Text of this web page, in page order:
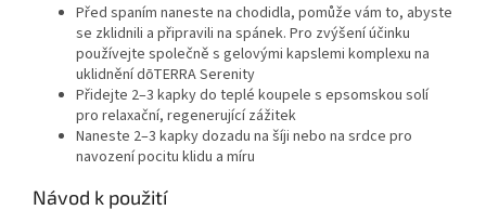
Před spaním naneste na chodidla, pomůže vám to, abyste
se zklidnili a připravili na spánek. Pro zvýšení účinku
používejte společně s gelovými kapslemi komplexu na
uklidnění dōTERRA Serenity
Přidejte 2–3 kapky do teplé koupele s epsomskou solí
pro relaxační, regenerující zážitek
Naneste 2–3 kapky dozadu na šíji nebo na srdce pro
navození pocitu klidu a míru
Návod k použití